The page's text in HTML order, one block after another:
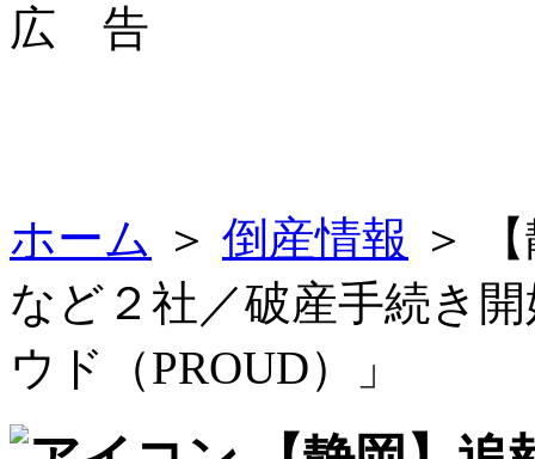
広 告
ホーム ＞ 倒産情報 ＞
など２社／破産手続き
ウド（PROUD）」